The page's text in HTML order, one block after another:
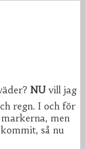
NU vill jag
regn. I och för
men
så nu